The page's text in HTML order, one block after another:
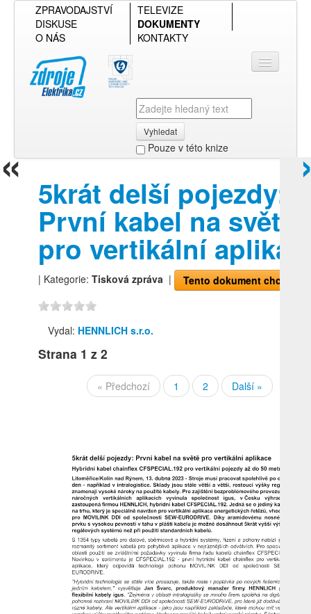
ZPRAVODAJSTVÍ
TELEVIZE
DISKUSE
DOKUMENTY
O NÁS
KONTAKTY
Vyhledat
Pouze v této knize
Přehled podle firmy
Přehled podle obsahu
5krát delší pojezdy:
První kabel na světě
pro vertikální
| Kategorie: Tisková zpráva | Tento dokument chci!
Vydal: HENNLICH s.r.o.
Strana 1 z 2
« Předchozí 1 2 Další »
«